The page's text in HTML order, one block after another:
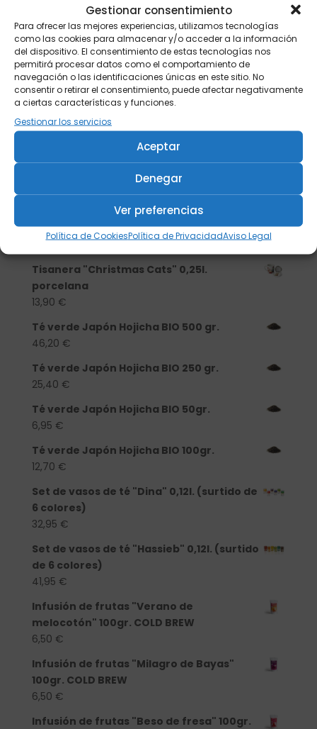
Gestionar consentimiento
Para ofrecer las mejores experiencias, utilizamos tecnologías
como las cookies para almacenar y/o acceder a la información
del dispositivo. El consentimiento de estas tecnologías nos
permitirá procesar datos como el comportamiento de
navegación o las identificaciones únicas en este sitio. No
consentir o retirar el consentimiento, puede afectar negativamente
a ciertas características y funciones.
Gestionar los servicios
Aceptar
Denegar
Ver preferencias
Política de CookiesPolítica de PrivacidadAviso Legal
Productos
Tisanera "Christmas Cats" 0,25l.
porcelana
13,90 €
Té verde Japón Hojicha BIO 500 gr.
46,20 €
Té verde Japón Hojicha BIO 250 gr.
25,40 €
Té verde Japón Hojicha BIO 50gr.
6,95 €
Té verde Japón Hojicha BIO 100gr.
12,70 €
Set de vasos de té "Dina" 0,12l. (surtido de
6 colores)
32,95 €
Set de vasos de té "Hassieb" 0,12l. (surtido
de 6 colores)
41,95 €
Infusión de frutas "Verano de
melocotón" 100gr. COLD BREW
6,50 €
Infusión de frutas "Milagro de Bayas"
100gr. COLD BREW
6,50 €
Infusión de frutas "Beso de fresa" 100gr.